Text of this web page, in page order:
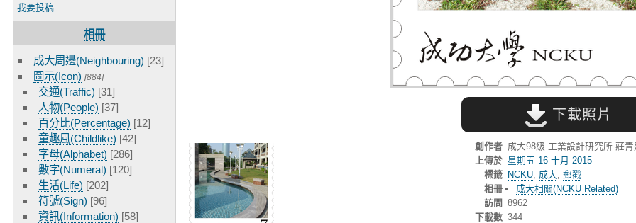
我要投稿
相冊
成大周邊(Neighbouring) [23]
圖示(Icon) [884]
交通(Traffic) [31]
人物(People) [37]
百分比(Percentage) [12]
童趣風(Childlike) [42]
字母(Alphabet) [286]
數字(Numeral) [120]
生活(Life) [202]
符號(Sign) [96]
資訊(Information) [58]
下載照片
創作者 成大98級 工業設計研究所 莊青
上傳於 星期五 16 十月 2015
標籤 NCKU, 成大 郵戳
相冊
成大相關(NCKU Related)
訪問 8962
下載數 344